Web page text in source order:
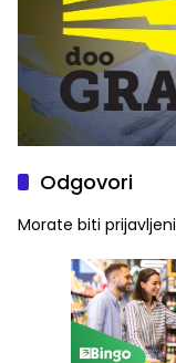
Odgovori
Morate biti prijavljeni